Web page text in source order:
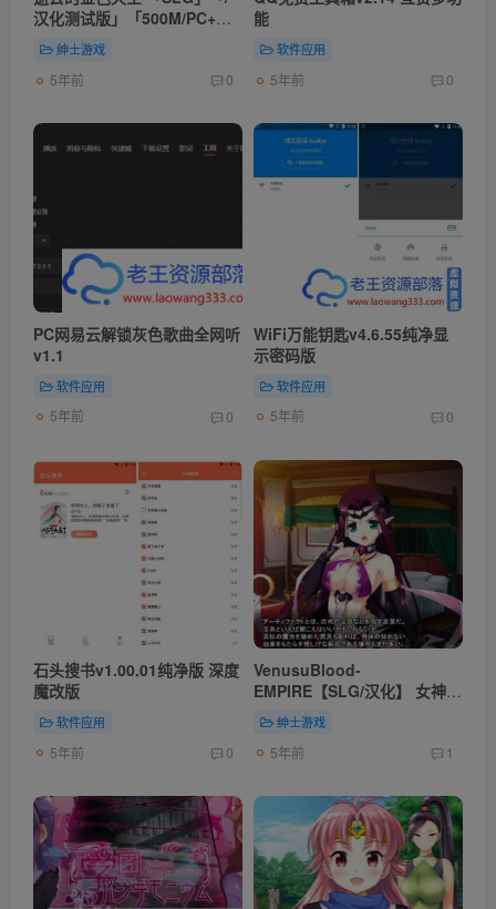
汉化测试版」「500M/PC+安
卓游戏/欧美」
绅士游戏
5年前 0
能
软件应用
5年前 0
PC网易云解锁灰色歌曲全网听
v1.1
软件应用
5年前 0
WiFi万能钥匙v4.6.55纯净显
示密码版
软件应用
5年前 0
石头搜书v1.00.01纯净版 深度
魔改版
软件应用
5年前 0
VenusuBlood-
EMPIRE【SLG/汉化】 女神坠
落C手SLG 硬盘汉化版+存档
【3.7G】
绅士游戏
5年前 1